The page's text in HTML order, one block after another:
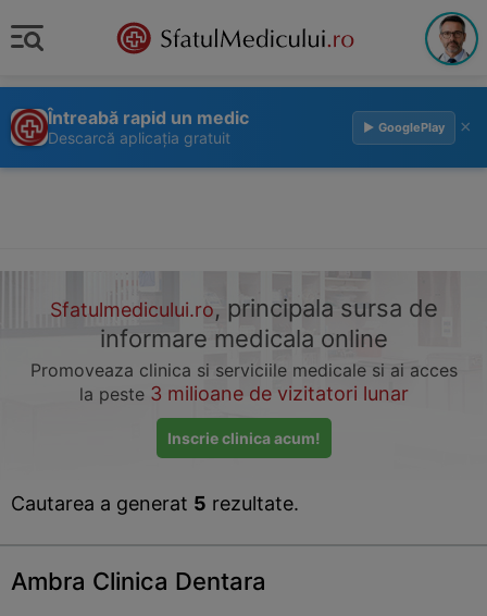
Întreabă rapid un medic
Descarcă aplicația gratuit
▶ GooglePlay ×
Sfatulmedicului.ro, principala sursa de
informare medicala online
Promoveaza clinica si serviciile medicale si ai acces
la peste 3 milioane de vizitatori lunar
Inscrie clinica acum!
Cautarea a generat 5 rezultate.
Ambra Clinica Dentara